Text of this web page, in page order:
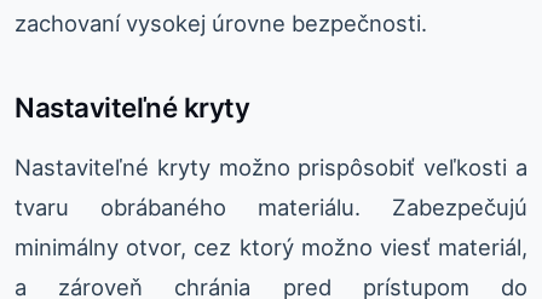
zachovaní vysokej úrovne bezpečnosti.
Nastaviteľné kryty
Nastaviteľné kryty možno prispôsobiť veľkosti a
tvaru obrábaného materiálu. Zabezpečujú
minimálny otvor, cez ktorý možno viesť materiál,
a zároveň chránia pred prístupom do